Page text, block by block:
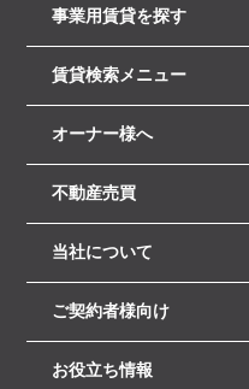
事業用賃貸を探す
賃貸検索メニュー
オーナー様へ
不動産売買
当社について
ご契約者様向け
お役立ち情報